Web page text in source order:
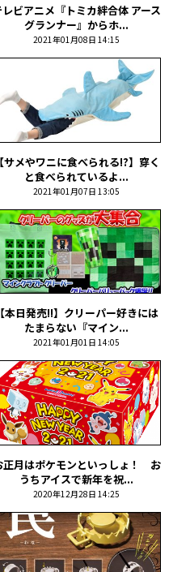
レビアニメ『トミカ絆合体 アース
グランナー』からホ...
2021年01月08日 14:15
【サメやワニに食べられる!?】穿く
と食べられているよ...
2021年01月07日 13:05
【本日発売!!】クリーパー好きには
たまらない『マイン...
2021年01月01日 14:05
正月はポケモンといっしょ！ お
うちアイスで新年を祝...
2020年12月28日 14:25